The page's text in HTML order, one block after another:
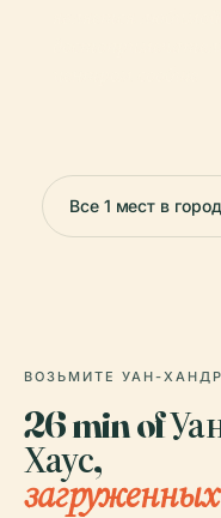
Все 1 мест в
ВОЗЬМИТЕ УАН-
26 min of
Хаус,
загруженных